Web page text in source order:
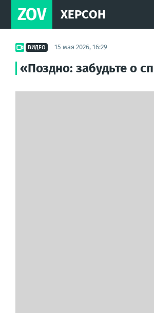
ZOV ХЕРСОН
ВИДЕО 15 мая 2026, 16:29
«Поздно: забудьте о